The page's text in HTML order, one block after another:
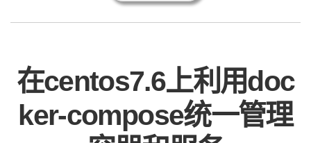
在centos7.6上利用doc
ker-compose统一管理